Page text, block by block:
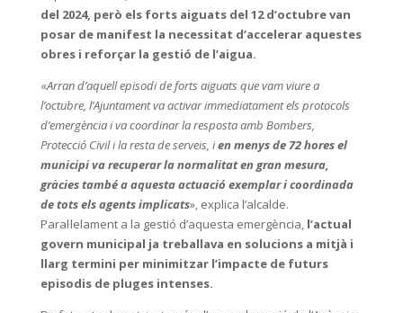
del 2024, però els forts aiguats del 12 d’octubre van
posar de manifest la necessitat d’accelerar aquestes
obres i reforçar la gestió de l’aigua.
«Arran d’aquell episodi de forts aiguats que vam viure a
l’octubre, l’Ajuntament va activar immediatament els protocols
d’emergència i va coordinar la resposta amb Bombers,
Protecció Civil i la resta de serveis, ien menys de 72 hores el
municipi va recuperar la normalitat en gran mesura,
gràcies també a aquesta actuació exemplar i coordinada
de tots els agents implicats», explica l’alcalde.
Paral·lelament a la gestió d’aquesta emergència,l’actual
govern municipal ja treballava en solucions a mitjà i
llarg termini per minimitzar l’impacte de futurs
episodis de pluges intenses.